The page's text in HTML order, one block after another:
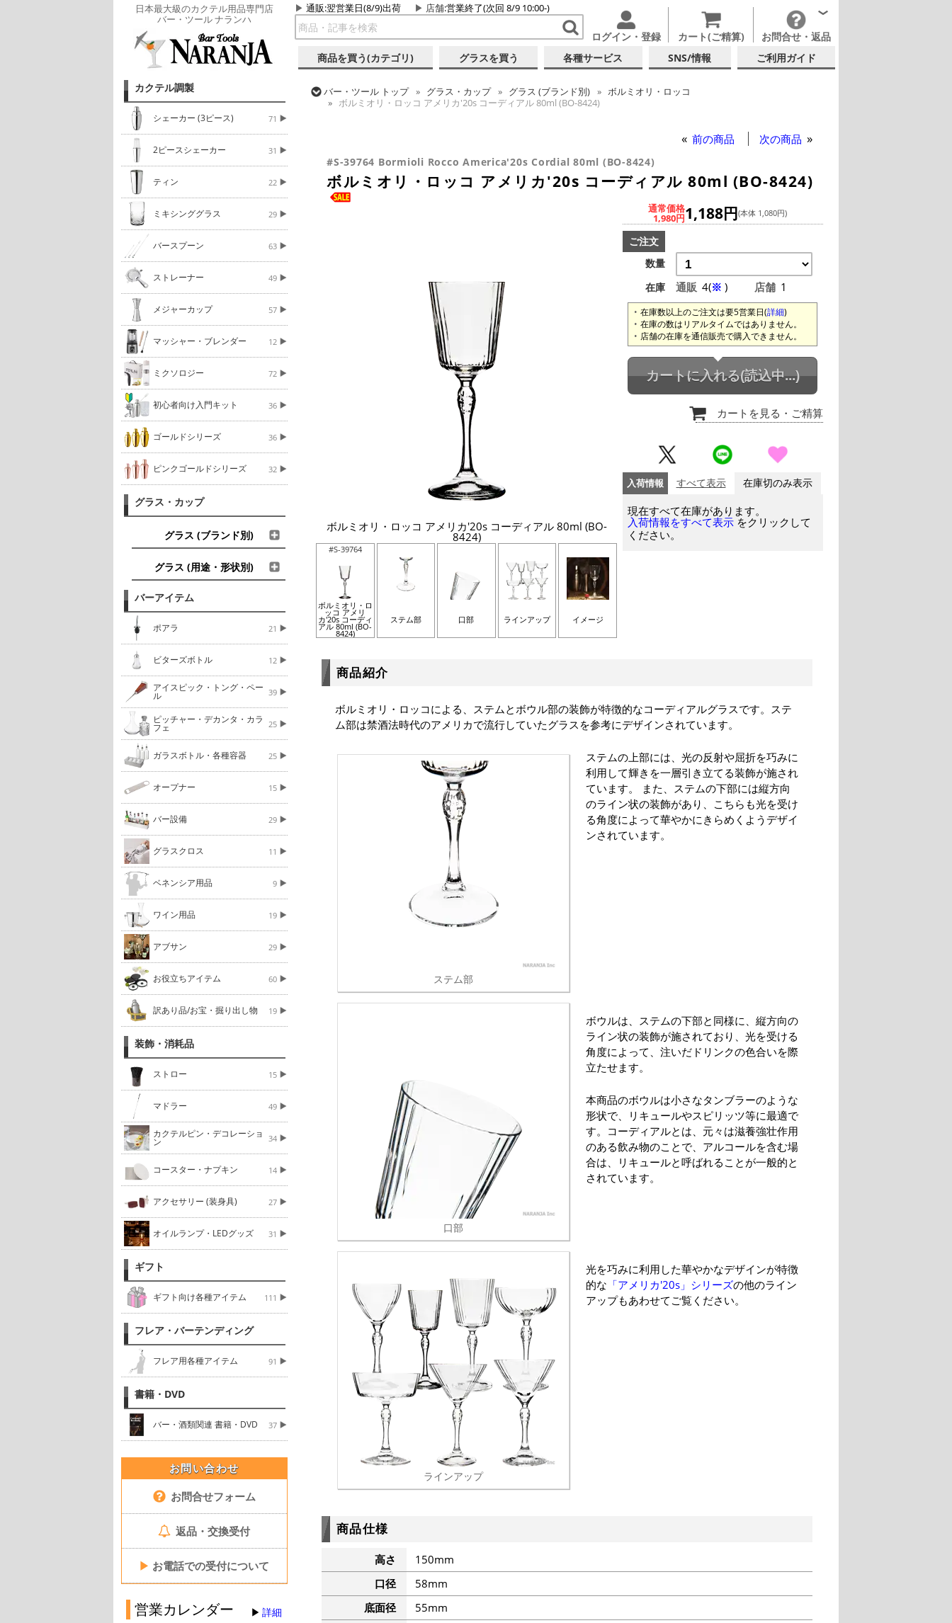
日本最大級のカクテル用品専門店
バー・ツール ナランハ
通販:翌営業日(8/9)出荷 店舗:営業終了(次回 8/9 10:00-)
ログイン・登録 カート(ご精算) お問合せ・返品
商品を買う(カテゴリ) グラスを買う 各種サービス SNS/情報 ご利用ガイド
カクテル調製
シェーカー (3ピース) 71
2ピースシェーカー 31
ティン 22
ミキシンググラス 29
バースプーン 63
ストレーナー 49
メジャーカップ 57
マッシャー・ブレンダー 12
ミクソロジー 72
初心者向け入門キット 36
ゴールドシリーズ 36
ピンクゴールドシリーズ 32
グラス・カップ
グラス (ブランド別)
グラス (用途・形状別)
バーアイテム
ポアラ 21
ビターズボトル 12
アイスピック・トング・ペー
ル 39
ピッチャー・デカンタ・カラ
フェ 25
ガラスボトル・各種容器 25
オープナー 15
バー設備 29
グラスクロス 11
ベネンシア用品 9
ワイン用品 19
アブサン 29
お役立ちアイテム 60
訳あり品/お宝・掘り出し物 19
装飾・消耗品
ストロー 15
マドラー 49
カクテルピン・デコレーショ
ン 34
コースター・ナプキン 14
アクセサリー (装身具) 27
オイルランプ・LEDグッズ 31
ギフト
ギフト向け各種アイテム 111
フレア・バーテンディング
フレア用各種アイテム 91
書籍・DVD
バー・酒類関連 書籍・DVD 37
お問い合わせ
お問合せフォーム
返品・交換受付
▶ お電話での受付について
営業カレンダー 詳細
バー・ツール トップ グラス・カップ グラス (ブランド別)
ボルミオリ・ロッコ
ボルミオリ・ロッコ アメリカ'20s コーディアル 80ml (BO-8424)
前の商品 次の商品
#S-39764 Bormioli Rocco America'20s Cordial 80ml (BO-8424)
ボルミオリ・ロッコ アメリカ'20s コーディアル 80ml (BO-8424)
ボルミオリ・ロッコ アメリカ'20s コーディアル 80ml (BO-
8424)
#S-39764
ボルミオリ・ロ
ッコ アメリ
カ'20s コーディ
アル 80ml (BO-
8424)
ステム部 口部 ラインアップ イメージ
通常価格
1,980円1,188円(本体 1,080円)
ご注文
数量
在庫
通販 4(※ ) 店舗 1
在庫数以上のご注文は要5営業日(詳細)
在庫の数はリアルタイムではありません。
店舗の在庫を通信販売で購入できません。
カートに入れる(読込中...)
カートを見る ・ご精算
入荷情報 すべて表示 在庫切のみ表示
現在すべて在庫があります。
入荷情報をすべて表示 をクリックして
ください。
商品紹介
ボルミオリ・ロッコによる、ステムとボウル部の装飾が特徴的なコーディアルグラスです。ステ
ム部は禁酒法時代のアメリカで流行していたグラスを参考にデザインされています。
ステム部
ステムの上部には、光の反射や屈折を巧みに
利用して輝きを一層引き立てる装飾が施され
ています。 また、ステムの下部には縦方向
のライン状の装飾があり、こちらも光を受け
る角度によって華やかにきらめくようデザイ
ンされています。
口部
ボウルは、ステムの下部と同様に、縦方向の
ライン状の装飾が施されており、光を受ける
角度によって、注いだドリンクの色合いを際
立たせます。
本商品のボウルは小さなタンブラーのような
形状で、リキュールやスピリッツ等に最適で
す。コーディアルとは、元々は滋養強壮作用
のある飲み物のことで、アルコールを含む場
合は、リキュールと呼ばれることが一般的と
されています。
ラインアップ
光を巧みに利用した華やかなデザインが特徴
的な 「アメリカ'20s」シリーズの他のライン
アップもあわせてご覧ください。
商品仕様
高さ
150mm
口径
58mm
底面径
55mm